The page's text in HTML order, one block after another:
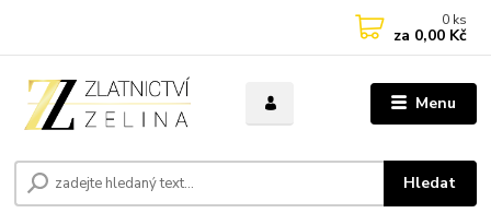
Menu
Hledat
0 ks
za 0,00 Kč